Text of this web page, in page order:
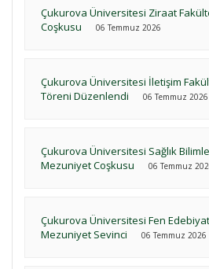
Çukurova Üniversitesi Ziraat
Coşkusu
06 Temmuz 2026
Çukurova Üniversitesi İletişim
Töreni Düzenlendi
06 Temmuz 2026
Çukurova Üniversitesi Sağlık
Mezuniyet Coşkusu
06 Temmuz
Çukurova Üniversitesi Fen
Mezuniyet Sevinci
06 Temmuz 2026